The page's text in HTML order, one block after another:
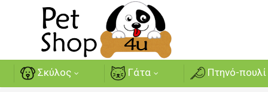
Σκύλος Γάτα Πτηνό-πουλί